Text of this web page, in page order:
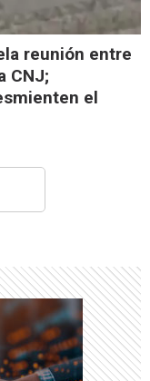
reunión entre
CNJ;
el